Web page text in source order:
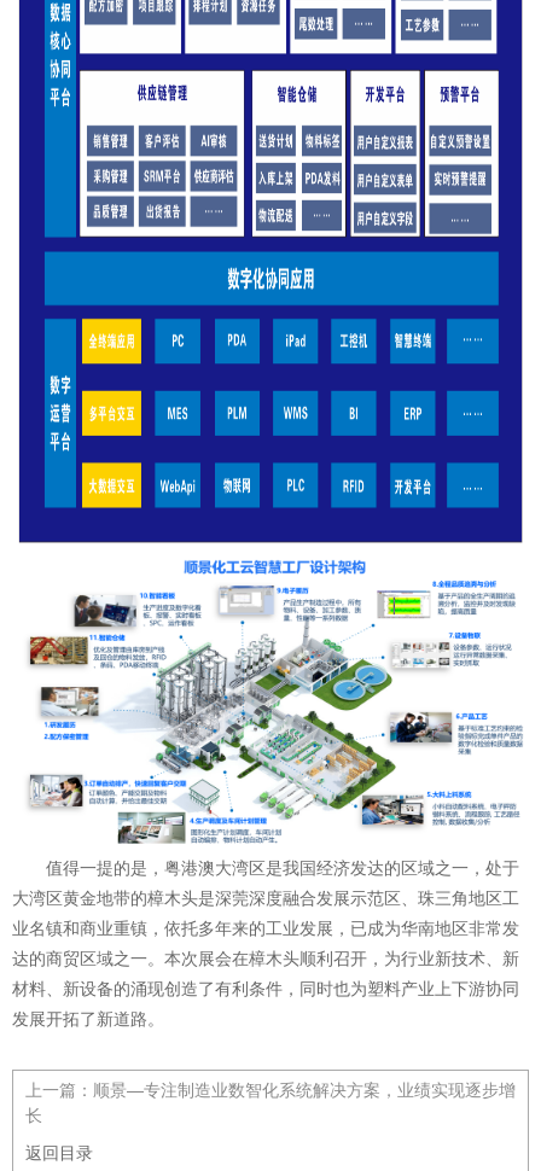
值得一提的是，粤港澳大湾区是我国经济发达的区域之一，处于
大湾区黄金地带的樟木头是深莞深度融合发展示范区、珠三角地区工
业名镇和商业重镇，依托多年来的工业发展，已成为华南地区非常发
达的商贸区域之一。本次展会在樟木头顺利召开，为行业新技术、新
材料、新设备的涌现创造了有利条件，同时也为塑料产业上下游协同
发展开拓了新道路。
上一篇： 顺景—专注制造业数智化系统解决方案，业绩实现逐步增
长
返回目录